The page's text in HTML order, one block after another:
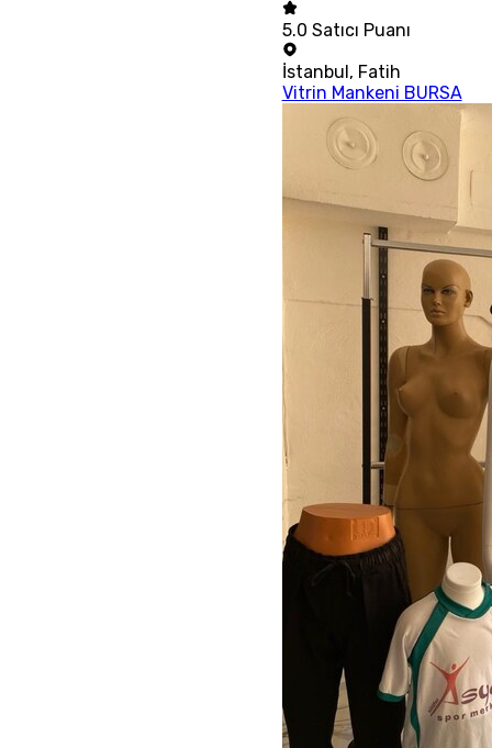
5.0 Satıcı Puanı
İstanbul, Fatih
Vitrin Mankeni BURSA